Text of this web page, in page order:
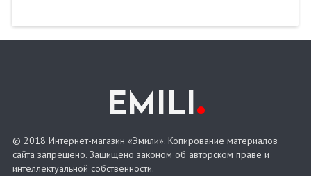
EMILI.
© 2018 Интернет-магазин «Эмили». Копирование материалов
сайта запрещено. Защищено законом об авторском праве и
интеллектуальной собственности.